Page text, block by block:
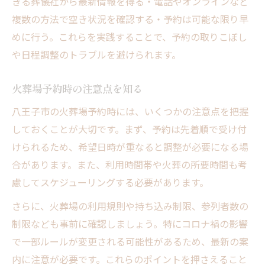
複数の方法で空き状況を確認する・予約は可能な限り早
めに行う。これらを実践することで、予約の取りこぼし
や日程調整のトラブルを避けられます。
火葬場予約時の注意点を知る
八王子市の火葬場予約時には、いくつかの注意点を把握
しておくことが大切です。まず、予約は先着順で受け付
けられるため、希望日時が重なると調整が必要になる場
合があります。また、利用時間帯や火葬の所要時間も考
慮してスケジューリングする必要があります。
さらに、火葬場の利用規則や持ち込み制限、参列者数の
制限なども事前に確認しましょう。特にコロナ禍の影響
で一部ルールが変更される可能性があるため、最新の案
内に注意が必要です。これらのポイントを押さえること